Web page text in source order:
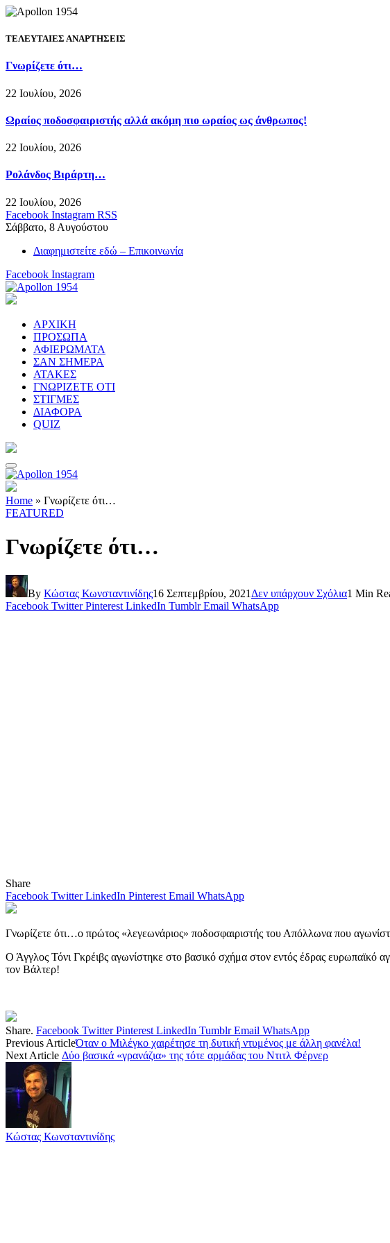
ΤΕΛΕΥΤΑΙΕΣ ΑΝΑΡΤΗΣΕΙΣ
Γνωρίζετε ότι…
22 Ιουλίου, 2026
Ωραίος ποδοσφαιριστής αλλά ακόμη πιο ωραίος ως άνθρωπος!
22 Ιουλίου, 2026
Ρολάνδος Βιράρτη…
22 Ιουλίου, 2026
Facebook Instagram RSS
Σάββατο, 8 Αυγούστου
Διαφημιστείτε εδώ – Επικοινωνία
Facebook Instagram
ΑΡΧΙΚΗ
ΠΡΟΣΩΠΑ
ΑΦΙΕΡΩΜΑΤΑ
ΣΑΝ ΣΗΜΕΡΑ
ΑΤΑΚΕΣ
ΓΝΩΡΙΖΕΤΕ ΟΤΙ
ΣΤΙΓΜΕΣ
ΔΙΑΦΟΡΑ
QUIZ
Home » Γνωρίζετε ότι…
FEATURED
Γνωρίζετε ότι…
By Κώστας Κωνσταντινίδης16 Σεπτεμβρίου, 2021 Δεν υπάρχουν Σχόλια1 Min
Facebook Twitter Pinterest LinkedIn Tumblr Email WhatsApp
Share
Facebook Twitter LinkedIn Pinterest Email WhatsApp
Γνωρίζετε ότι…ο πρώτος «λεγεωνάριος» ποδοσφαιριστής του Απόλλωνα που
Ο Άγγλος Τόνι Γκρέιβς αγωνίστηκε στο βασικό σχήμα στον εντός έδρας ευρωπαϊκό
τον Βάλτερ!
Share. Facebook Twitter Pinterest LinkedIn Tumblr Email WhatsApp
Previous ArticleΌταν ο Μιλέγκο χαιρέτησε τη δυτική ντυμένος με άλλη φανέλα!
Next Article Δύο βασικά «γρανάζια» της τότε αρμάδας του Ντιτλ Φέρνερ
Κώστας Κωνσταντινίδης